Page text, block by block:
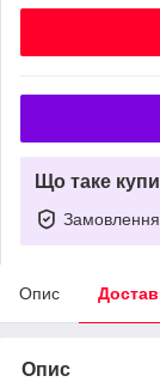
Що таке
Замовлення
Опис
Опис